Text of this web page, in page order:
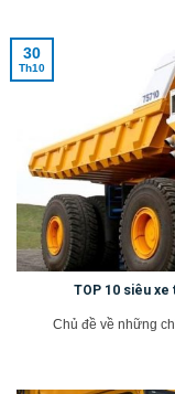
TOP 10 siêu xe
Chủ đề về những
30
Th10